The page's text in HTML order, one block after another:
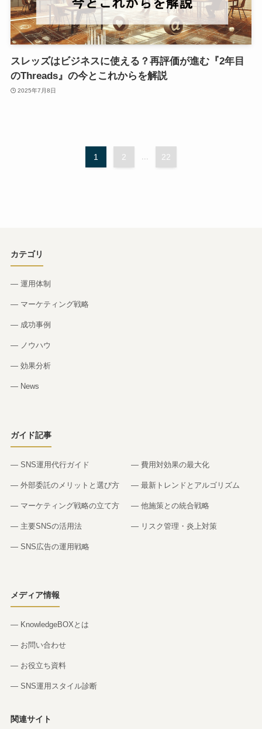
スレッズはビジネスに使える？再評価が進む『2年目
のThreads』の今とこれからを解説
2025年7月8日
1 2 ... 22
カテゴリ
— 運用体制
— マーケティング戦略
— 成功事例
— ノウハウ
— 効果分析
— News
ガイド記事
— SNS運用代行ガイド
— 外部委託のメリットと選び方
— マーケティング戦略の立て方
— 主要SNSの活用法
— SNS広告の運用戦略
— 費用対効果の最大化
— 最新トレンドとアルゴリズム
— 他施策との統合戦略
— リスク管理・炎上対策
メディア情報
— KnowledgeBOXとは
— お問い合わせ
— お役立ち資料
— SNS運用スタイル診断
関連サイト